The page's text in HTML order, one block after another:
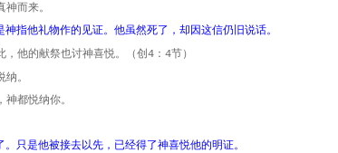
而来。
指他礼物作的见证。他虽然死了，却因这信仍旧说话。
他的献祭也讨神喜悦。（创 4 ： 4节）
。
都悦纳你。
只是他被接去以先，已经得了神喜悦他的明证。